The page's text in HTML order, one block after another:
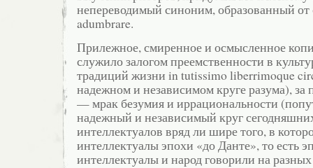
непереводимый синоним, образованный
adumbrare.
Прилежное, смиренное и осмысленное
служило залогом преемственности в
традиций жизни in tutissimo liberrimoque
надежном и независимом круге разума), за
— мрак безумия и иррациональности
надежный и независимый круг
интеллектуалов вряд ли шире того, в
интеллектуалы эпохи «до Данте», то есть
интеллектуалы и народ говорили на